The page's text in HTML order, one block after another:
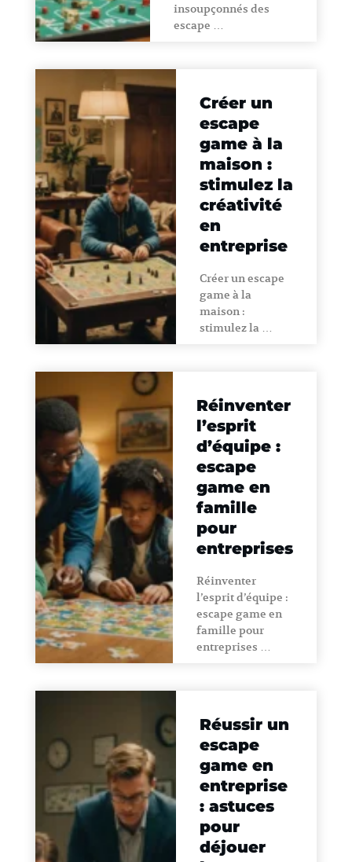
insoupçonnés des
escape …
Créer un
escape
game à la
maison :
stimulez la
créativité
en
entreprise
Créer un escape
game à la
maison :
stimulez la …
Réinventer
l’esprit
d’équipe :
escape
game en
famille
pour
entreprises
Réinventer
l’esprit d’équipe :
escape game en
famille pour
entreprises …
Réussir un
escape
game en
entreprise
: astuces
pour
déjouer